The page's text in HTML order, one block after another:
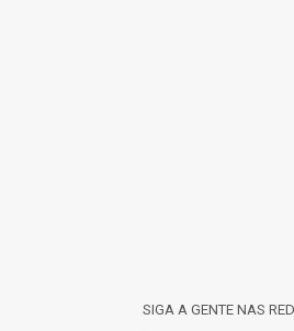
SIGA A GENTE NAS